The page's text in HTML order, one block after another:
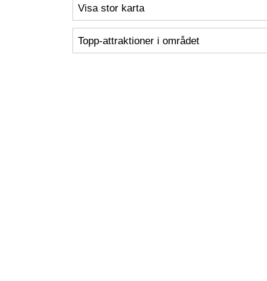
Visa stor karta
Topp-attraktioner i området